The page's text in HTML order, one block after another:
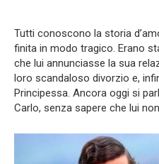
Tutti conoscono la storia
finita in modo tragico. Erano
che lui annunciasse la sua
loro scandaloso divorzio e,
Principessa. Ancora oggi si
Carlo, senza sapere che lui